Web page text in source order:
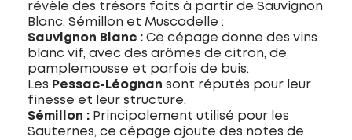
révèle des trésors faits à partir de Sauvignon
Blanc, Sémillon et Muscadelle :
Sauvignon Blanc : Ce cépage donne des vins
blanc vif, avec des arômes de citron, de
pamplemousse et parfois de buis.
Les Pessac-Léognan sont réputés pour leur
finesse et leur structure.
Sémillon : Principalement utilisé pour les
Sauternes, ce cépage ajoute des notes de